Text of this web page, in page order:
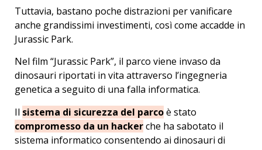
Tuttavia, bastano poche distrazioni per vanificare
anche grandissimi investimenti, così come accadde in
Jurassic Park.
Nel film “Jurassic Park”, il parco viene invaso da
dinosauri riportati in vita attraverso l’ingegneria
genetica a seguito di una falla informatica.
Il sistema di sicurezza del parcoè stato
compromesso da un hackerche ha sabotato il
sistema informatico consentendo ai dinosauri di